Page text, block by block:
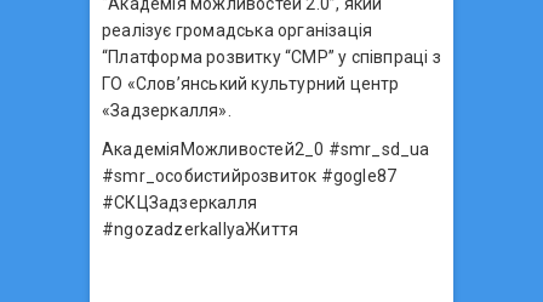
реалізує громадська організація
“Платформа розвитку “СМР” у співпраці з
ГО «Слов’янський культурний центр
«Задзеркалля».
АкадеміяМожливостей2_0 #smr_sd_ua
#smr_особистийрозвиток #gogle87
#СКЦЗадзеркалля
#ngozadzerkallyaЖиття